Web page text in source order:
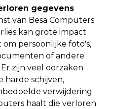
gegevens
van Besa Computers
kan grote impact
persoonlijke foto's,
of andere
zijn veel oorzaken
harde schijven,
verwijdering
haalt die verloren